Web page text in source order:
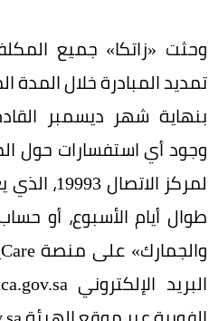
وحثت «زاتكا» جميع
تمديد المبادرة خلال
بنهاية شهر ديسمبر
وجود أي استفسارات حول
طوال أيام الأسبوع، أو